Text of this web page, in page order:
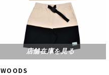
店舗在庫を見る
WOODS